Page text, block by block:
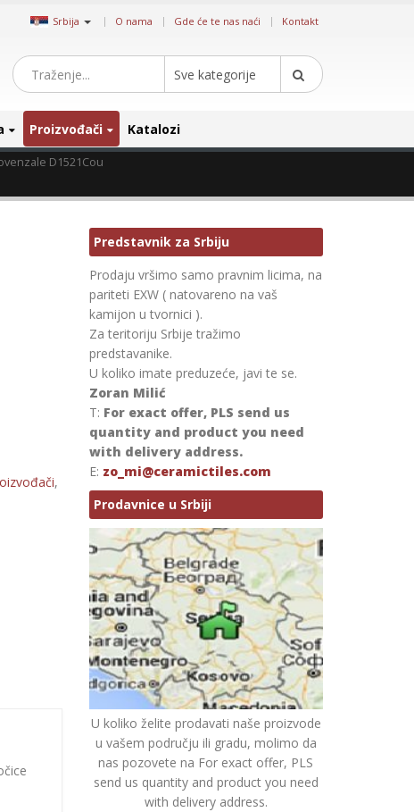
Srbija | O nama Gde će te nas naći Kontakt
Sve kategorije
Proizvođači Katalozi
D1521Cou
,
Predstavnik za Srbiju
Prodaju vršimo samo pravnim licima, na
pariteti EXW ( natovareno na vaš
kamijon u tvornici ).
Za teritoriju Srbije tražimo
predstavanike.
U koliko imate preduzeće, javi te se.
Zoran Milić
T: For exact offer, PLS send us
quantity and product you need
with delivery address.
E: zo_mi@ceramictiles.com
Prodavnice u Srbiji
U koliko želite prodavati naše proizvode
u vašem području ili gradu, molimo da
nas pozovete na For exact offer, PLS
send us quantity and product you need
with delivery address.